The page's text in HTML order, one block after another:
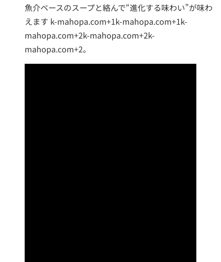
魚介ベースのスープと絡んで“進化する味わい”が味わ
えます k-mahopa.com+1k-mahopa.com+1k-
mahopa.com+2k-mahopa.com+2k-
mahopa.com+2。